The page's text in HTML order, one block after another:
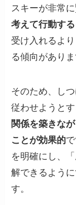
スキーが非常
考えて行動す
受け入れるよ
る傾向がありま
そのため、し
従わせようと
関係を築きな
ことが効果的
を明確にし、
解できるよう
す。